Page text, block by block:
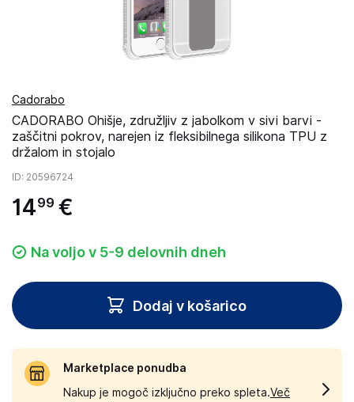
Cadorabo
CADORABO Ohišje, združljiv z jabolkom v sivi barvi -
zaščitni pokrov, narejen iz fleksibilnega silikona TPU z
držalom in stojalo
ID: 20596724
1499 €
Na voljo v 5-9 delovnih dneh
Dodaj v košarico
Marketplace ponudba
Nakup je mogoč izključno preko spleta.Več